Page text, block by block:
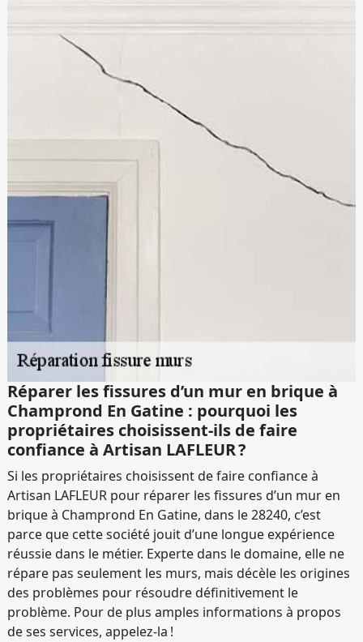
Réparer les fissures d’un mur en brique à
Champrond En Gatine : pourquoi les
propriétaires choisissent-ils de faire
confiance à Artisan LAFLEUR ?
Si les propriétaires choisissent de faire confiance à
Artisan LAFLEUR pour réparer les fissures d’un mur en
brique à Champrond En Gatine, dans le 28240, c’est
parce que cette société jouit d’une longue expérience
réussie dans le métier. Experte dans le domaine, elle ne
répare pas seulement les murs, mais décèle les origines
des problèmes pour résoudre définitivement le
problème. Pour de plus amples informations à propos
de ses services, appelez-la !